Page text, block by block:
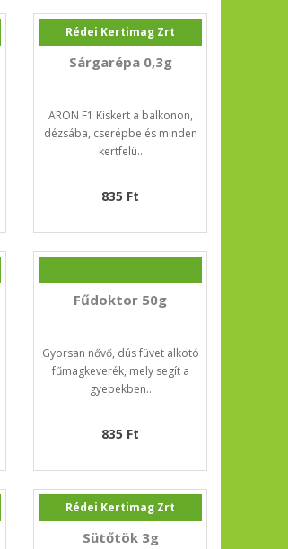
Rédei Kertimag Zrt
Sárgarépa 0,3g
ARON F1 Kiskert a balkonon,
dézsába, cserépbe és minden
kertfelü..
835 Ft
Fűdoktor 50g
Gyorsan nővő, dús füvet alkotó
fűmagkeverék, mely segít a
gyepekben..
835 Ft
Rédei Kertimag Zrt
Sütőtök 3g